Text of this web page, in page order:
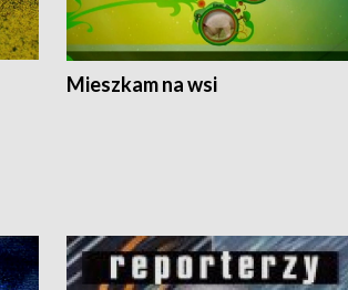
Mieszkam na wsi